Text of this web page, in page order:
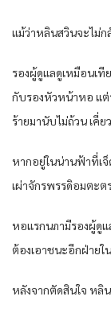
แม้ว่าหลินสวินจะไม่
รองผู้ดูแลดูเหมือนเที
กับรองหัวหน้าหอ แต่
ร้ายมานับไม่ถ้วน เคี่ย
หากอยู่ในน่านฟ้าที่เจ็
เผ่าจักรพรรดิอมตะต
หอแรกนภามีรองผู้ดู
ต้องเอาชนะอีกฝ่ายใ
หลังจากตัดสินใจ หลิ